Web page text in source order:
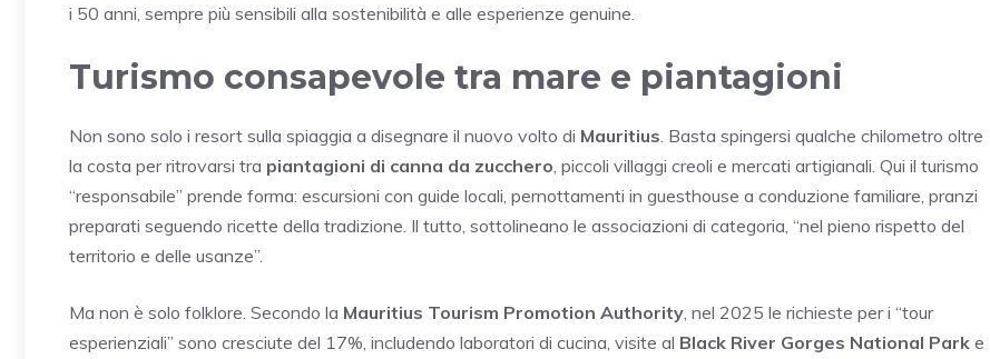
i 50 anni, sempre più sensibili alla sostenibilità e alle esperienze genuine.
Turismo consapevole tra mare e piantagioni
Non sono solo i resort sulla spiaggia a disegnare il nuovo volto di Mauritius . Basta spingersi qualche chilometro oltre
la costa per ritrovarsi tra piantagioni di canna da zucchero , piccoli villaggi creoli e mercati artigianali. Qui il turismo
“responsabile” prende forma: escursioni con guide locali, pernottamenti in guesthouse a conduzione familiare, pranzi
preparati seguendo ricette della tradizione. Il tutto, sottolineano le associazioni di categoria, “nel pieno rispetto del
territorio e delle usanze”.
Ma non è solo folklore. Secondo la Mauritius Tourism Promotion Authority , nel 2025 le richieste per i “tour
esperienziali” sono cresciute del 17%, includendo laboratori di cucina, visite al Black River Gorges National Park e